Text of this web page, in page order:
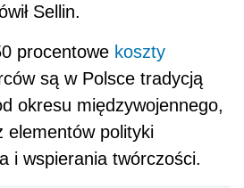
Sellin.
procentowe koszty
są w Polsce tradycją
okresu międzywojennego,
elementów polityki
i wspierania twórczości.